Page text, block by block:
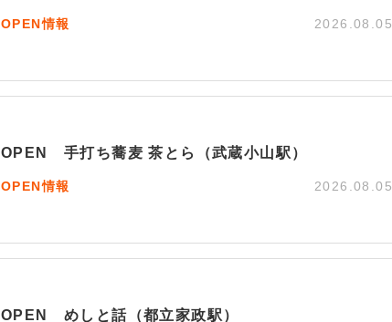
OPEN情報 2026.08.05
OPEN 手打ち蕎麦 茶とら（武蔵小山駅）
OPEN情報 2026.08.05
OPEN めしと話（都立家政駅）